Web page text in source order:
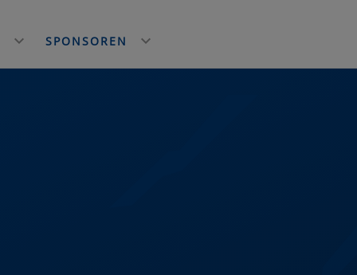
SPONSOREN